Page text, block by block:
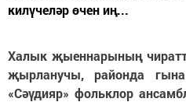
килүчеләр өчен иң...
Халык җыеннарының
җырланучы, районда
«Сәүдияр» фольклор